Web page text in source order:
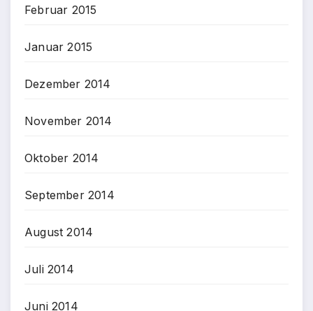
Februar 2015
Januar 2015
Dezember 2014
November 2014
Oktober 2014
September 2014
August 2014
Juli 2014
Juni 2014